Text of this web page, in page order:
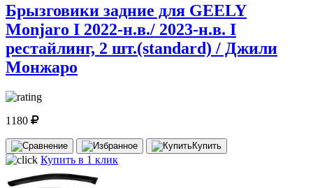
Брызговики задние для GEELY
Monjaro I 2022-н.в./ 2023-н.в. I
рестайлинг, 2 шт.(standard) / Джили
Монжаро
1180
Купить
Купить в 1 клик